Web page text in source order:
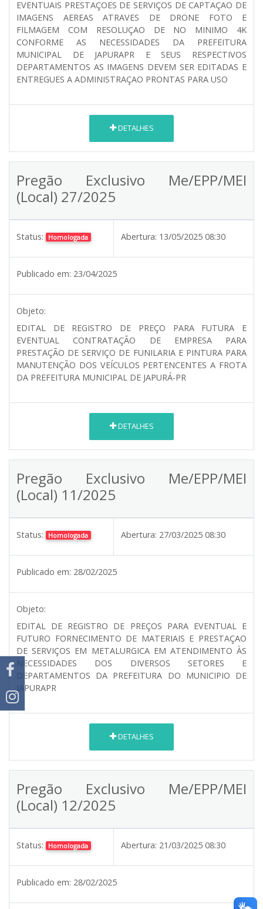
EVENTUAIS PRESTAÇOES DE SERVIÇOS DE CAPTAÇAO DE
IMAGENS AEREAS ATRAVES DE DRONE FOTO E
FILMAGEM COM RESOLUÇAO DE NO MINIMO 4K
CONFORME AS NECESSIDADES DA PREFEITURA
MUNICIPAL DE JAPURAPR E SEUS RESPECTIVOS
DEPARTAMENTOS AS IMAGENS DEVEM SER EDITADAS E
ENTREGUES A ADMINISTRAÇAO PRONTAS PARA USO
DETALHES
Pregão Exclusivo Me/EPP/MEI
(Local) 27/2025
Status: Homologada Abertura: 13/05/2025 08:30
Publicado em: 23/04/2025
Objeto:
EDITAL DE REGISTRO DE PREÇO PARA FUTURA E
EVENTUAL CONTRATAÇÃO DE EMPRESA PARA
PRESTAÇÃO DE SERVIÇO DE FUNILARIA E PINTURA PARA
MANUTENÇÃO DOS VEÍCULOS PERTENCENTES A FROTA
DA PREFEITURA MUNICIPAL DE JAPURÁ-PR
DETALHES
Pregão Exclusivo Me/EPP/MEI
(Local) 11/2025
Status: Homologada Abertura: 27/03/2025 08:30
Publicado em: 28/02/2025
Objeto:
EDITAL DE REGISTRO DE PREÇOS PARA EVENTUAL E
FUTURO FORNECIMENTO DE MATERIAIS E PRESTAÇAO
DE SERVIÇOS EM METALURGICA EM ATENDIMENTO ÀS
NECESSIDADES DOS DIVERSOS SETORES E
DEPARTAMENTOS DA PREFEITURA DO MUNICIPIO DE
JAPURAPR
DETALHES
Pregão Exclusivo Me/EPP/MEI
(Local) 12/2025
Status: Homologada Abertura: 21/03/2025 08:30
Publicado em: 28/02/2025